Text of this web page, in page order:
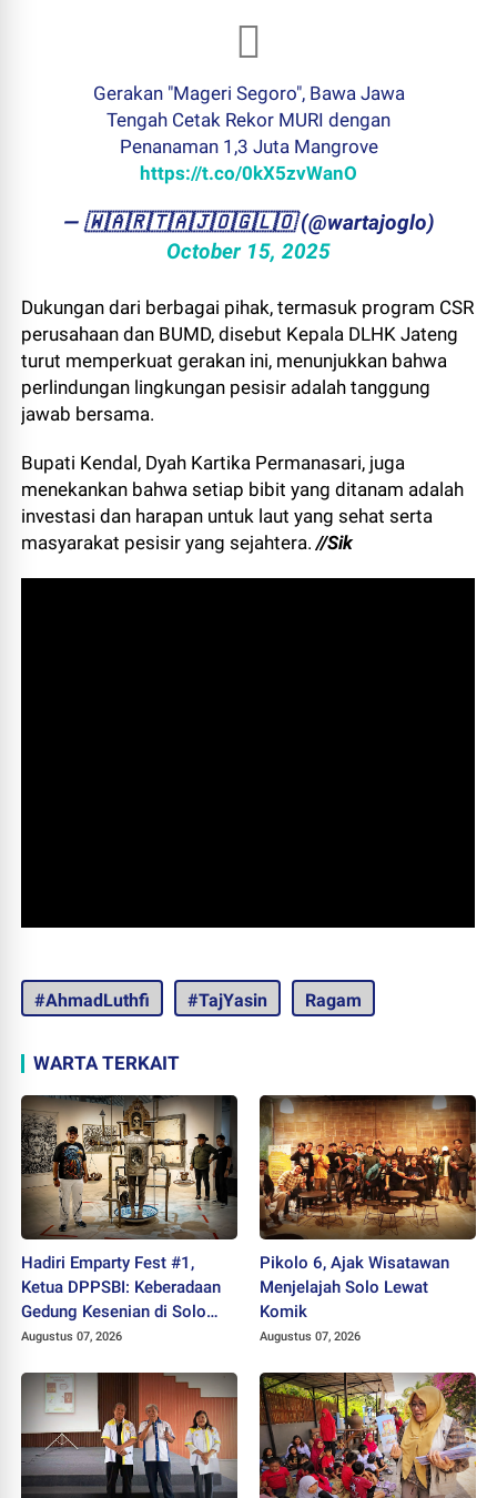
Gerakan "Mageri Segoro", Bawa Jawa
Tengah Cetak Rekor MURI dengan
Penanaman 1,3 Juta Mangrove
https://t.co/0kX5zvWanO
— ​🇼​​🇦​​🇷​​🇹​​🇦​​🇯​​🇴​​🇬​​🇱​​🇴 (@wartajoglo)
October 15, 2025
Dukungan dari berbagai pihak, termasuk program CSR
perusahaan dan BUMD, disebut Kepala DLHK Jateng
turut memperkuat gerakan ini, menunjukkan bahwa
perlindungan lingkungan pesisir adalah tanggung
jawab bersama.
Bupati Kendal, Dyah Kartika Permanasari, juga
menekankan bahwa setiap bibit yang ditanam adalah
investasi dan harapan untuk laut yang sehat serta
masyarakat pesisir yang sejahtera.//Sik
#AhmadLuthfi #TajYasin Ragam
WARTA TERKAIT
Hadiri Emparty Fest #1,
Ketua DPPSBI: Keberadaan
Gedung Kesenian di Solo
Sangat Mendesak
Augustus 07, 2026
Pikolo 6, Ajak Wisatawan
Menjelajah Solo Lewat
Komik
Augustus 07, 2026